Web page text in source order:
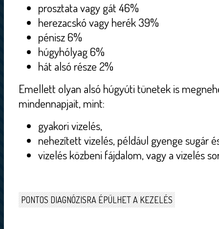
prosztata vagy gát 46%
herezacskó vagy herék 39%
pénisz 6%
húgyhólyag 6%
hát alsó része 2%
Emellett olyan alsó húgyúti tünetek is
mindennapjait, mint:
gyakori vizelés,
nehezített vizelés, például gyenge sugár
vizelés közbeni fájdalom, vagy a vizelés
PONTOS DIAGNÓZISRA ÉPÜLHET A KEZELÉS